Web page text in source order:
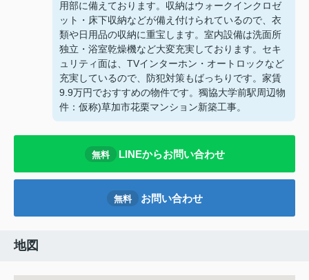
用部に備えております。収納はウォークインクロゼ
ット・床下収納などが備え付けられているので、衣
類や日用品の収納に重宝します。室内設備は洗面所
独立・浴室乾燥機など大変充実しております。セキ
ュリティ面は、TVインターホン・オートロックなど
充実しているので、防犯対策もばっちりです。家賃
9.9万円でおすすめの物件です。獨協大学前駅周辺物
件：仮称)草加市花栗マンション新築工事。
無料 LINEからお問い合わせ
無料 お問い合わせ
地図